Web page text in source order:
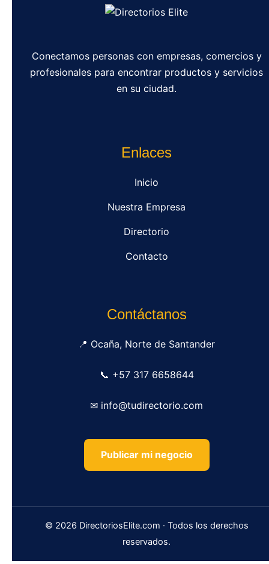
Conectamos personas con empresas, comercios y
profesionales para encontrar productos y servicios
en su ciudad.
Enlaces
Inicio
Nuestra Empresa
Directorio
Contacto
Contáctanos
📍 Ocaña, Norte de Santander
📞 +57 317 6658644
✉ info@tudirectorio.com
Publicar mi negocio
© 2026 DirectoriosElite.com · Todos los derechos
reservados.